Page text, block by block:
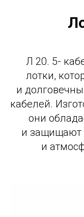
для
Л 20. 5-
лотки,
и
кабелей.
они
и защищают
и